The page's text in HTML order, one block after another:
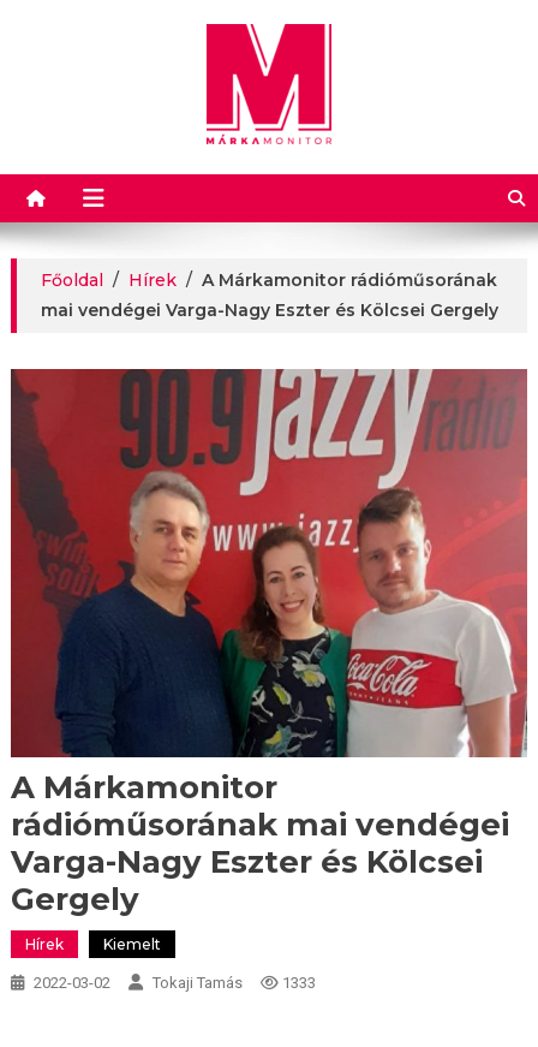
Márkamonitor
Főoldal / Hírek / A Márkamonitor rádióműsorának
mai vendégei Varga-Nagy Eszter és Kölcsei Gergely
A Márkamonitor
rádióműsorának mai vendégei
Varga-Nagy Eszter és Kölcsei
Gergely
Hírek Kiemelt
2022-03-02 Tokaji Tamás 1333